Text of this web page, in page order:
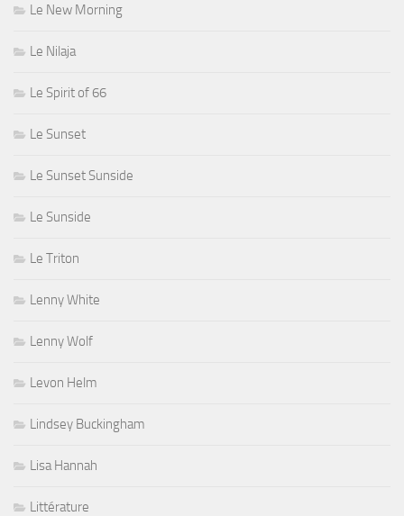
Le New Morning
Le Nilaja
Le Spirit of 66
Le Sunset
Le Sunset Sunside
Le Sunside
Le Triton
Lenny White
Lenny Wolf
Levon Helm
Lindsey Buckingham
Lisa Hannah
Littérature